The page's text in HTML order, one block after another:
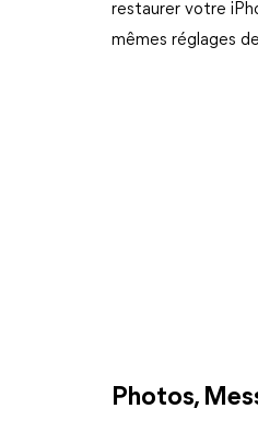
restaurer votre
mêmes réglages
Photos,